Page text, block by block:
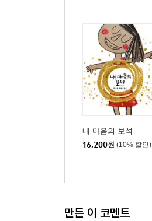
내 마음의 보석
16,200원 (10% 할인)
만든 이 코멘트